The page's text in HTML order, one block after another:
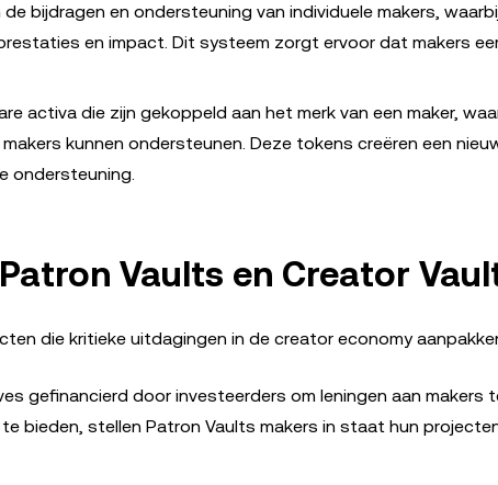
de bijdragen en ondersteuning van individuele makers,
en impact. Dit systeem zorgt ervoor dat makers
activa die zijn gekoppeld aan het merk van een maker,
kunnen ondersteunen. Deze tokens creëren een
ondersteuning.
Vaults en Creator
die kritieke uitdagingen in de creator economy
gefinancierd door investeerders om leningen aan makers
bieden, stellen Patron Vaults makers in staat hun